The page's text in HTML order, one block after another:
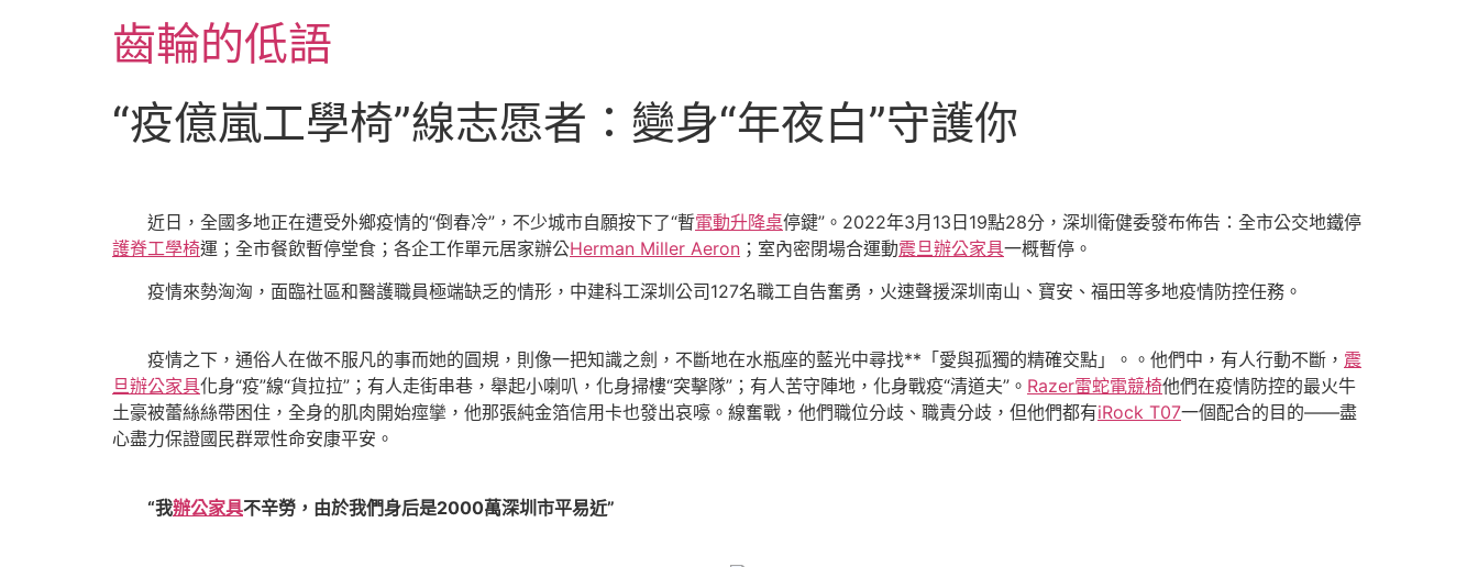
齒輪的低語
“疫億嵐工學椅”線志愿者：變身“年夜白”守護你
近日，全國多地正在遭受外鄉疫情的“倒春冷”，不少城市自願按下了“暫電動升降桌停鍵”。2022年3月13日19點28分，深圳衛健委發布佈告：全市公交地鐵停
護脊工學椅運；全市餐飲暫停堂食；各企工作單元居家辦公Herman Miller Aeron ；室內密閉場合運動震旦辦公家具一概暫停。
疫情來勢洶洶，面臨社區和醫護職員極端缺乏的情形，中建科工深圳公司127名職工自告奮勇，火速聲援深圳南山、寶安、福田等多地疫情防控任務。
疫情之下，通俗人在做不服凡的事而她的圓規，則像一把知識之劍，不斷地在水瓶座的藍光中尋找**「愛與孤獨的精確交點」。。他們中，有人行動不斷， 震
旦辦公家具化身“疫”線“貨拉拉”；有人走街串巷，舉起小喇叭，化身掃樓“突擊隊”；有人苦守陣地，化身戰疫“清道夫”。 Razer雷蛇電競椅他們在疫情防控的最火牛
土豪被蕾絲絲帶困住，全身的肌肉開始痙攣，他那張純金箔信用卡也發出哀嚎。線奮戰，他們職位分歧、職責分歧，但他們都有iRock T07一個配合的目的——盡
心盡力保證國民群眾性命安康平安。
“我辦公家具不辛勞，由於我們身后是2000萬深圳市平易近”